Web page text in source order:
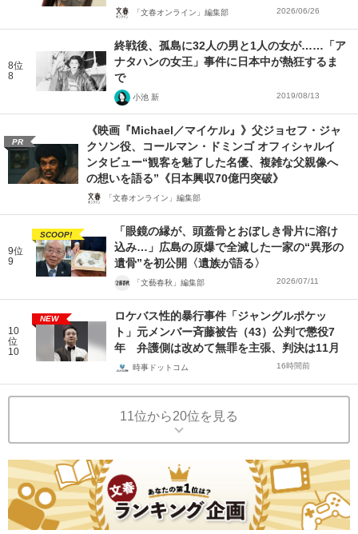
「文春オンライン」編集部 2026/06/26
8位
8
終戦後、孤島に32人の男と1人の女が……「ア
ナタハンの女王」事件に日本中が熱狂するま
で
小池 新 2019/08/13
PR
《映画『Michael／マイケル』》父ジョセフ・ジャ
クソン役、コールマン・ドミンゴ オフィシャルイ
ンタビュー“観客を魅了した名優、複雑な父親像へ
の想いを語る”《日本興収70億円突破》
「文春オンライン」編集部
9位
9
SCOOP!
「眼鏡の縁が、頭蓋骨とおぼしき骨片に溶け
込み…」広島の原爆で全滅した一家の“異形の
遺骨”を初公開〈遺族が語る〉
「文藝春秋」編集部 2026/07/11
10
位
10
NEW
ロケバス性的暴行事件「ジャングルポケッ
ト」元メンバー斉藤被告（43）公判で懲役7
年 弁護側は改めて無罪を主張、判決は11月
時事ドットコム 16時間前
11位から20位を見る